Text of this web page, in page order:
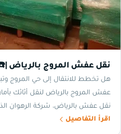
نقل عفش المروج بالرياض
هل تخطط للانتقال إلى حي المروج
عفش المروج بالرياض لنقل أثاثك
نقل عفش بالرياض، شركة الرهوان
اقرأ التفاصيل